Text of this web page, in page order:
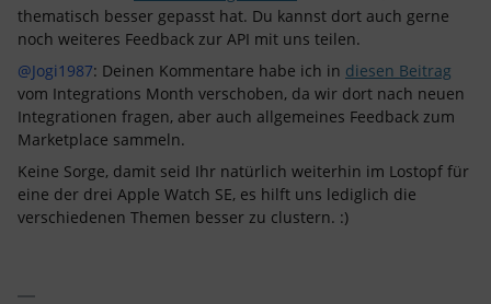
thematisch besser gepasst hat. Du kannst dort auch gerne
noch weiteres Feedback zur API mit uns teilen.
@Jogi1987: Deinen Kommentare habe ich in diesen Beitrag
vom Integrations Month verschoben, da wir dort nach neuen
Integrationen fragen, aber auch allgemeines Feedback zum
Marketplace sammeln.
Keine Sorge, damit seid Ihr natürlich weiterhin im Lostopf für
eine der drei Apple Watch SE, es hilft uns lediglich die
verschiedenen Themen besser zu clustern. :)